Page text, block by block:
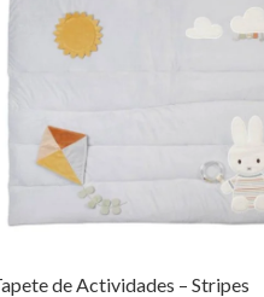
de Actividades – Stripes